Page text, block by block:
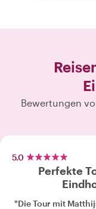
Bewertungen
5.0
Perfekte
"Die Tour mit